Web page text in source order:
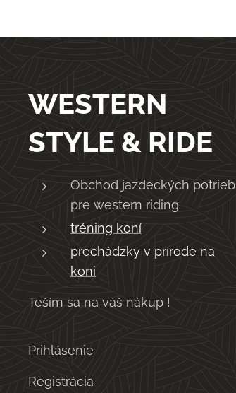
WESTERN
STYLE & RIDE
Obchod jazdeckých potrieb
pre western riding
tréning koní
prechádzky v prírode na
koni
Teším sa na váš nákup !
Prihlásenie
Registrácia